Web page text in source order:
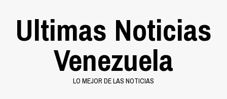
Ultimas Noticias
Venezuela
LO MEJOR DE LAS NOTICIAS